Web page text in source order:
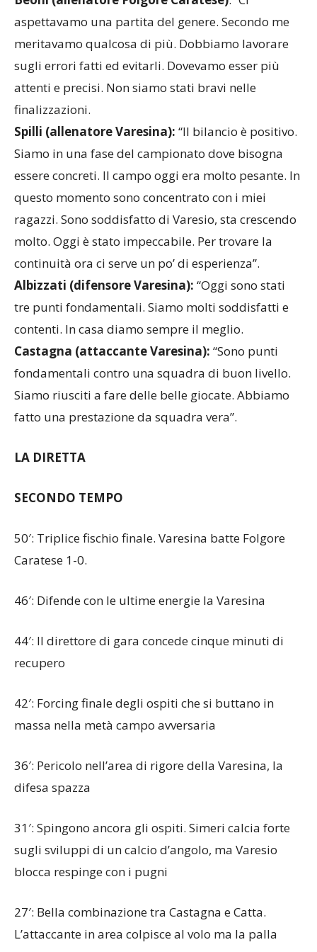
aspettavamo una partita del genere. Secondo me
meritavamo qualcosa di più. Dobbiamo lavorare
sugli errori fatti ed evitarli. Dovevamo esser più
attenti e precisi. Non siamo stati bravi nelle
finalizzazioni.
Spilli (allenatore Varesina): “Il bilancio è positivo.
Siamo in una fase del campionato dove bisogna
essere concreti. Il campo oggi era molto pesante. In
questo momento sono concentrato con i miei
ragazzi. Sono soddisfatto di Varesio, sta crescendo
molto. Oggi è stato impeccabile. Per trovare la
continuità ora ci serve un po’ di esperienza”.
Albizzati (difensore Varesina): “Oggi sono stati
tre punti fondamentali. Siamo molti soddisfatti e
contenti. In casa diamo sempre il meglio.
Castagna (attaccante Varesina): “Sono punti
fondamentali contro una squadra di buon livello.
Siamo riusciti a fare delle belle giocate. Abbiamo
fatto una prestazione da squadra vera”.
LA DIRETTA
SECONDO TEMPO
50′: Triplice fischio finale. Varesina batte Folgore
Caratese 1-0.
46′: Difende con le ultime energie la Varesina
44′: Il direttore di gara concede cinque minuti di
recupero
42′: Forcing finale degli ospiti che si buttano in
massa nella metà campo avversaria
36′: Pericolo nell’area di rigore della Varesina, la
difesa spazza
31′: Spingono ancora gli ospiti. Simeri calcia forte
sugli sviluppi di un calcio d’angolo, ma Varesio
blocca respinge con i pugni
27′: Bella combinazione tra Castagna e Catta.
L’attaccante in area colpisce al volo ma la palla